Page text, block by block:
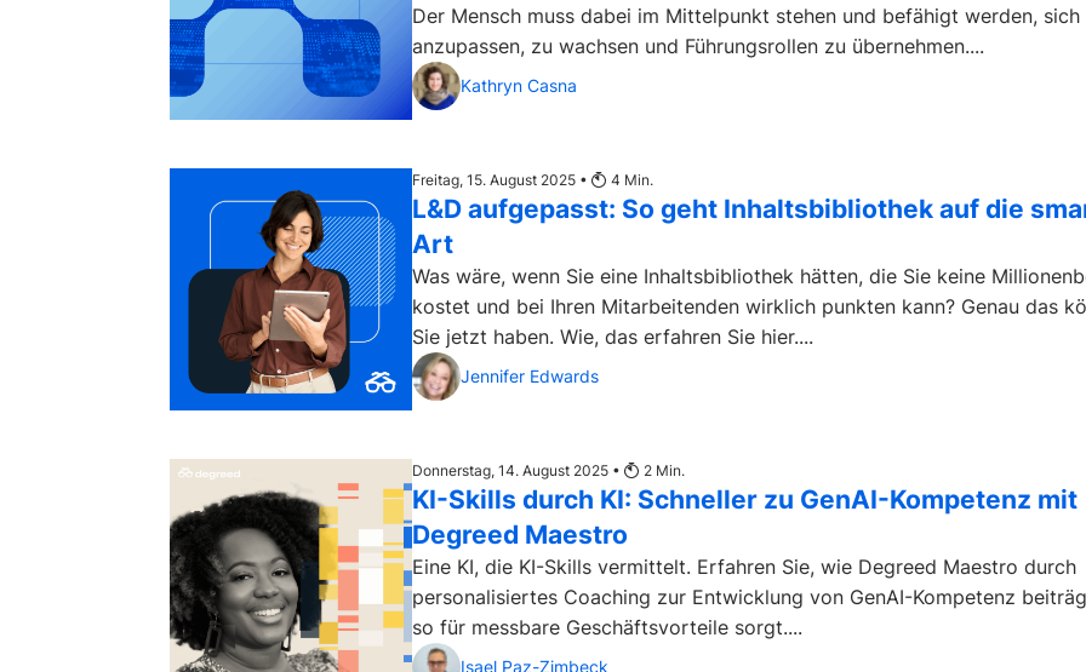
Der Mensch muss dabei im Mittelpunkt stehen und befähigt werden, sich
anzupassen, zu wachsen und Führungsrollen zu übernehmen....
Kathryn Casna
Freitag, 15. August 2025 • 4 Min.
L&D aufgepasst: So geht Inhaltsbibliothek auf die
Art
Was wäre, wenn Sie eine Inhaltsbibliothek hätten, die Sie keine
kostet und bei Ihren Mitarbeitenden wirklich punkten kann? Genau das
Sie jetzt haben. Wie, das erfahren Sie hier....
Jennifer Edwards
Donnerstag, 14. August 2025 • 2 Min.
KI-Skills durch KI: Schneller zu GenAI-Kompetenz mit
Degreed Maestro
Eine KI, die KI-Skills vermittelt. Erfahren Sie, wie Degreed Maestro durch
personalisiertes Coaching zur Entwicklung von GenAI-Kompetenz
so für messbare Geschäftsvorteile sorgt....
Isael Paz-Zimbeck